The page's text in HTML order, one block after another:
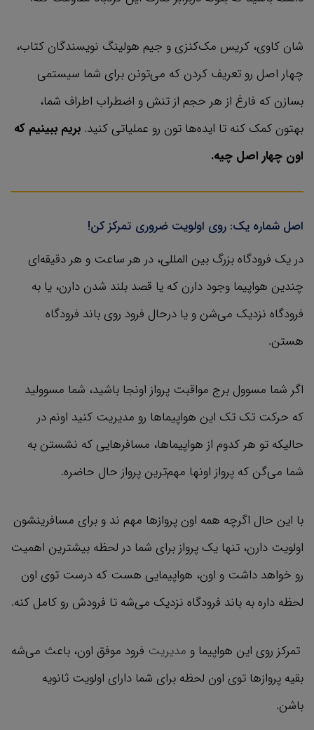
شان کاوی، کریس مک‌کنزی و جیم هولینگ نویسندگان کتاب،
چهار اصل رو تعریف کردن که می‌تونن برای شما سیستمی
بسازن که فارغ از هر حجم از تنش و اضطراب اطراف شما،
بهتون کمک کنه تا ایده‌ها تون رو عملیاتی کنید. بریم ببینیم که
اون چهار اصل چیه.
اصل شماره یک: روی اولویت ضروری تمرکز کن!
در یک فرودگاه بزرگ بین المللی، در هر ساعت و هر دقیقه‌ای
چندین هواپیما وجود دارن که یا قصد بلند شدن دارن، یا به
فرودگاه نزدیک می‌شن و یا درحال فرود روی باند فرودگاه
هستن.
اگر شما مسوول برج مواقبت پرواز اونجا باشید، شما مسوولید
که حرکت تک تک این هواپیماها رو مدیریت کنید اونم در
حالیکه تو هر کدوم از هواپیماها، مسافرهایی که نشستن به
شما می‌گن که پرواز اونها مهم‌ترین پرواز حال حاضره.
با این حال اگرچه همه اون پروازها مهم ند و برای مسافرینشون
اولویت دارن، تنها یک پرواز برای شما در لحظه بیشترین اهمیت
رو خواهد داشت و اون، هواپیمایی هست که درست توی اون
لحظه داره به باند فرودگاه نزدیک می‌شه تا فرودش رو کامل کنه.
تمرکز روی این هواپیما و مدیریت فرود موفق اون، باعث می‌شه
بقیه پروازها توی اون لحظه برای شما دارای اولویت ثانویه
باشن.